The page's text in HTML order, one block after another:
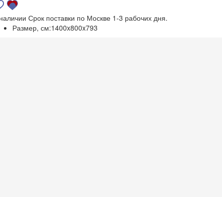
Срок поставки по Москве 1-3 рабочих дня.
Размер, см:1400x800x793